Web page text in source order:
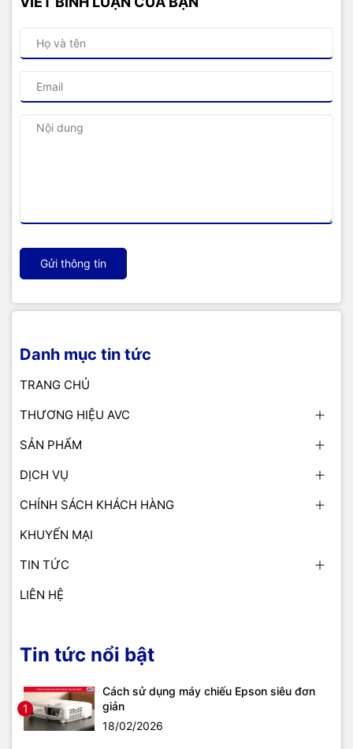
Gửi thông tin
Danh mục tin tức
TRANG CHỦ
THƯƠNG HIỆU AVC
SẢN PHẨM
DỊCH VỤ
CHÍNH SÁCH KHÁCH HÀNG
KHUYẾN MẠI
TIN TỨC
LIÊN HỆ
Tin tức nổi bật
1
Cách sử dụng máy chiếu Epson siêu đơn
giản
18/02/2026